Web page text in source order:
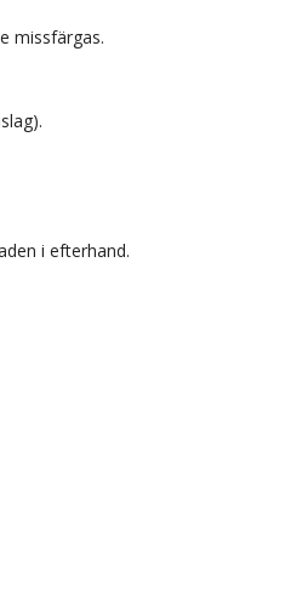
missfärgas.
i efterhand.